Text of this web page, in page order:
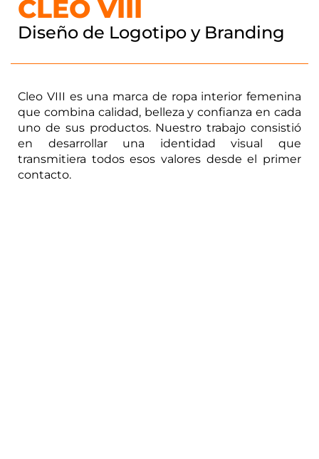
CLEO VIII
Diseño de Logotipo y Branding
Cleo VIII es una marca de ropa interior femenina
que combina calidad, belleza y confianza en cada
uno de sus productos. Nuestro trabajo consistió
en desarrollar una identidad visual que
transmitiera todos esos valores desde el primer
contacto.